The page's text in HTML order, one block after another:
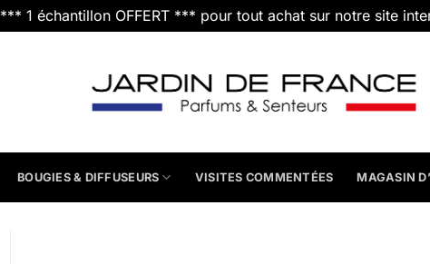
*** 1 échantillon OFFERT *** pour tout achat sur notre site
BOUGIES & DIFFUSEURS VISITES COMMENTÉES MAGASIN